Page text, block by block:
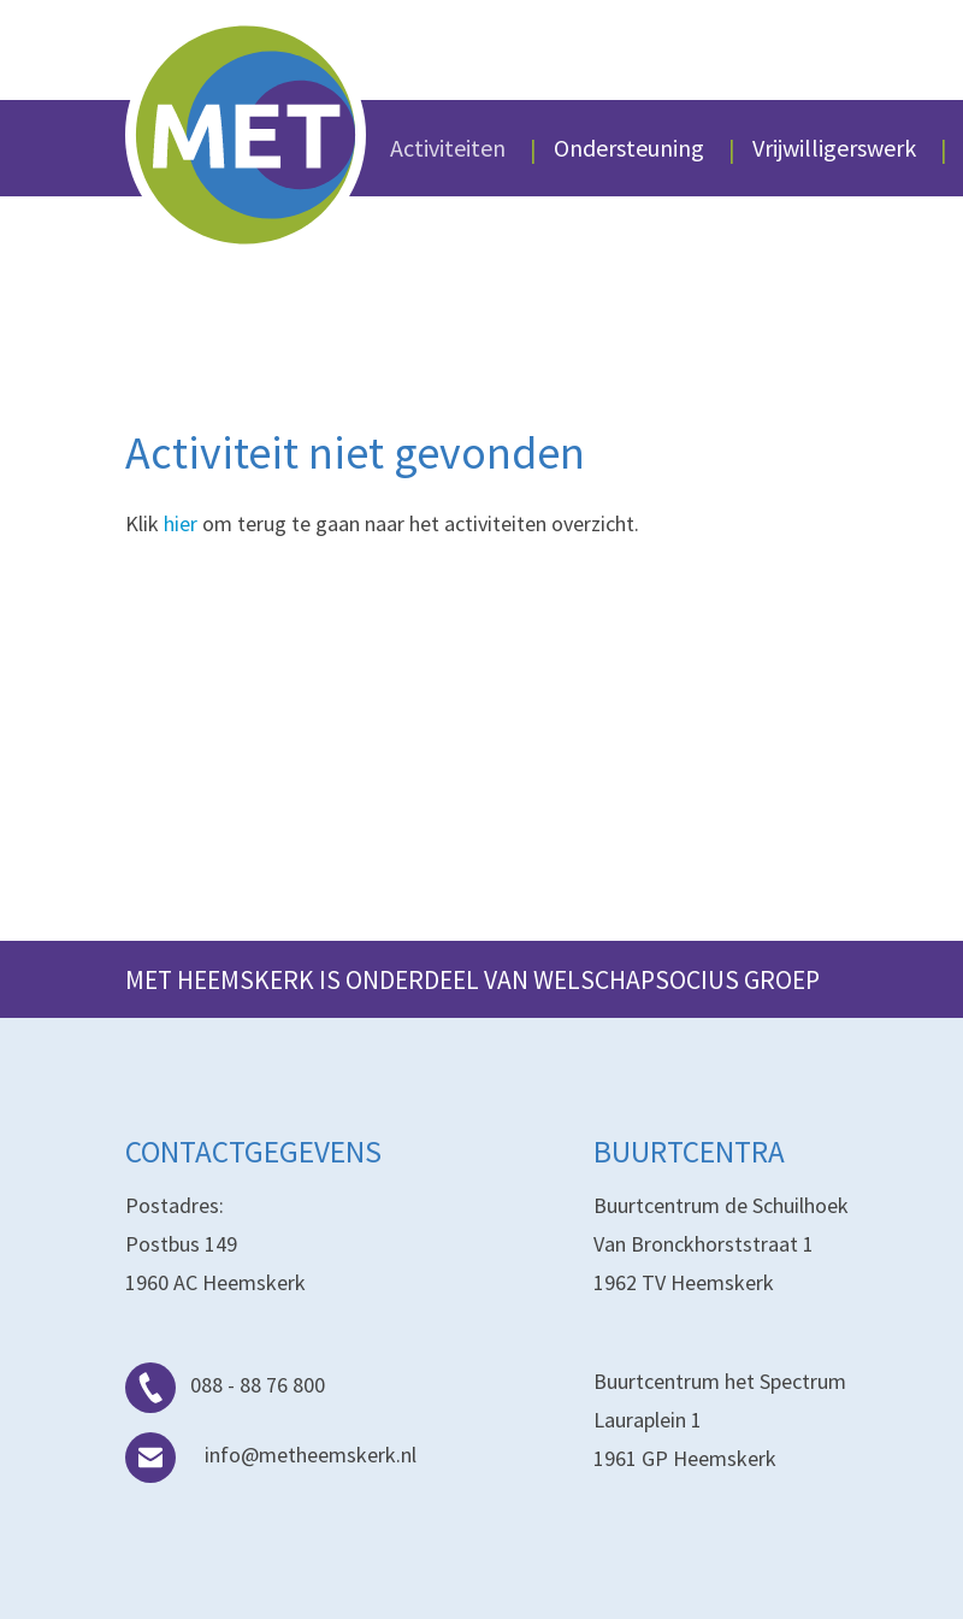
Activiteiten Ondersteuning Vrijwilligerswerk
Activiteit niet gevonden
Klik hier om terug te gaan naar het activiteiten overzicht.
MET HEEMSKERK IS ONDERDEEL VAN WELSCHAPSOCIUS GROEP
CONTACTGEGEVENS
Postadres:
Postbus 149
1960 AC Heemskerk
088 - 88 76 800
info@metheemskerk.nl
BUURTCENTRA
Buurtcentrum de Schuilhoek
Van Bronckhorststraat 1
1962 TV Heemskerk
Buurtcentrum het Spectrum
Lauraplein 1
1961 GP Heemskerk